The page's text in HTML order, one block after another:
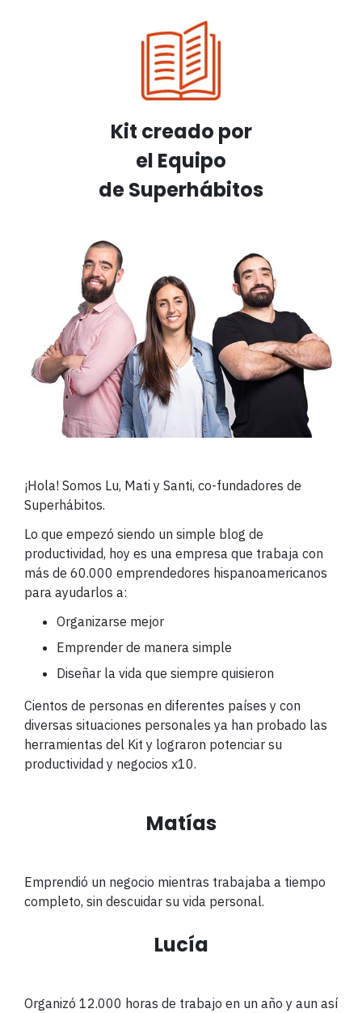
Kit creado por
el Equipo
de Superhábitos
¡Hola! Somos Lu, Mati y Santi, co-fundadores de
Superhábitos.
Lo que empezó siendo un simple blog de
productividad, hoy es una empresa que trabaja con
más de 60.000 emprendedores hispanoamericanos
para ayudarlos a:
Organizarse mejor
Emprender de manera simple
Diseñar la vida que siempre quisieron
Cientos de personas en diferentes países y con
diversas situaciones personales ya han probado las
herramientas del Kit y lograron potenciar su
productividad y negocios x10.
Matías
Emprendió un negocio mientras trabajaba a tiempo
completo, sin descuidar su vida personal.
Lucía
Organizó 12.000 horas de trabajo en un año y aun así